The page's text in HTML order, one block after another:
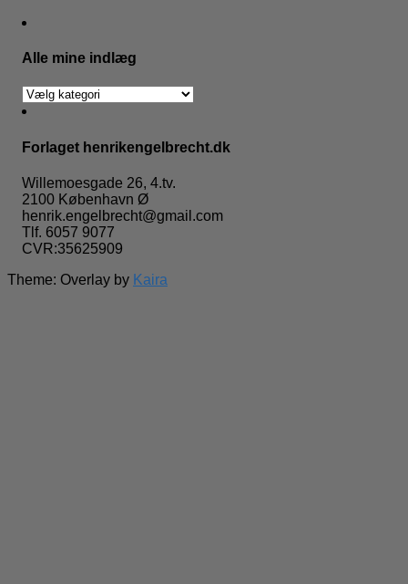
Alle mine indlæg
Alle
mine
Forlaget henrikengelbrecht.dk
Willemoesgade 26, 4.tv.
2100 København Ø
henrik.engelbrecht@gmail.com
Tlf. 6057 9077
CVR:35625909
Theme: Overlay by Kaira